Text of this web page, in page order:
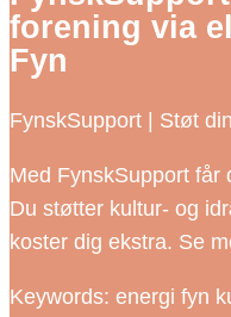
forening via
Fyn
FynskSupport | Støt
Med FynskSupport får
Du støtter kultur- og
koster dig ekstra. Se
Keywords: energi fyn